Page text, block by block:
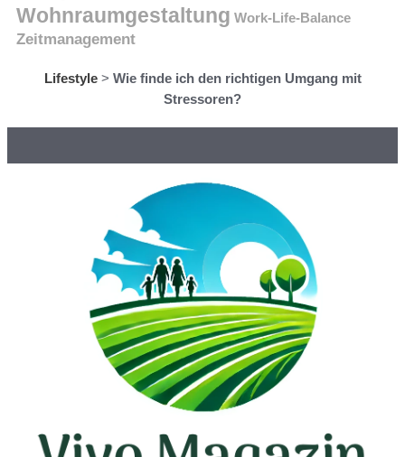
Wohnraumgestaltung Work-Life-Balance
Zeitmanagement
Lifestyle> Wie finde ich den richtigen Umgang mit
Stressoren?